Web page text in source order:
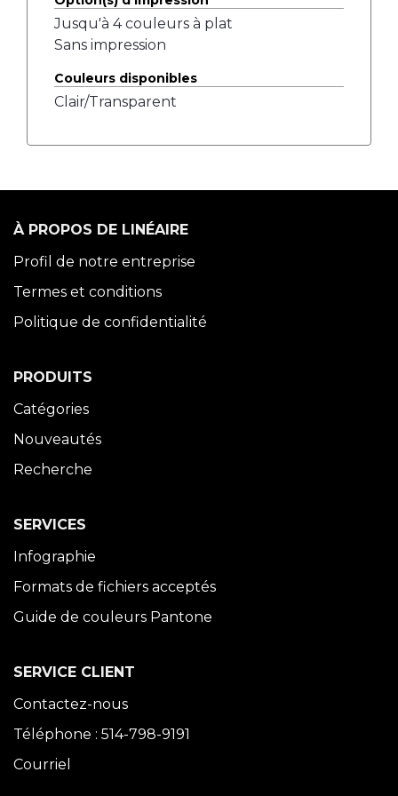
Jusqu'à 4 couleurs à plat
Sans impression
Couleurs disponibles
Clair/Transparent
À PROPOS DE LINÉAIRE
Profil de notre entreprise
Termes et conditions
Politique de confidentialité
PRODUITS
Catégories
Nouveautés
Recherche
SERVICES
Infographie
Formats de fichiers acceptés
Guide de couleurs Pantone
SERVICE CLIENT
Contactez-nous
Téléphone : 514-798-9191
Courriel